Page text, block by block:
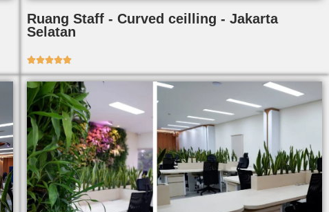
Ruang Staff - Curved ceilling - Jakarta
Selatan
